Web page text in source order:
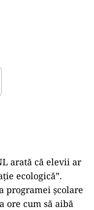
arată că elevii ar
ecologică”.
programei școlare
ore cum să aibă